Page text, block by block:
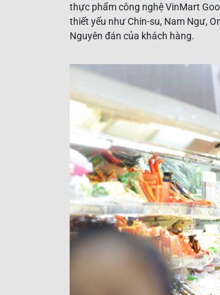
thực phẩm công nghệ VinMart
thiết yếu như Chin-su, Nam Ngư,
Nguyên đán của khách hàng.